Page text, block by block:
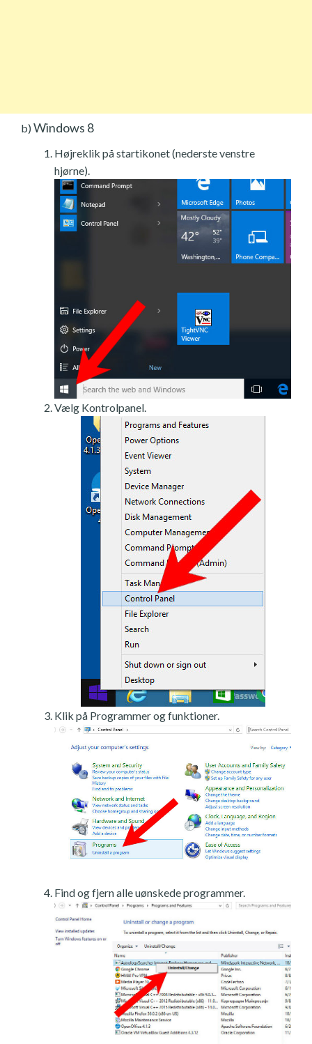
b) Windows 8
Højreklik på startikonet (nederste venstre
hjørne).
Vælg Kontrolpanel.
Klik på Programmer og funktioner.
Find og fjern alle uønskede programmer.